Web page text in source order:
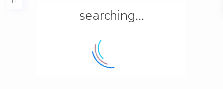
searching...